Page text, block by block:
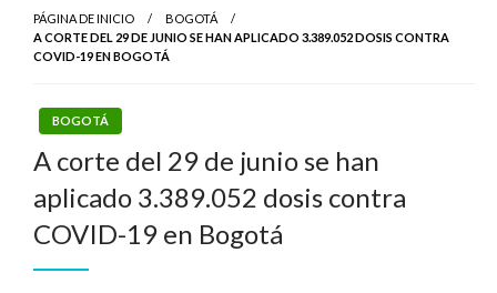
PÁGINA DE INICIO
BOGOTÁ
A CORTE DEL 29 DE JUNIO SE HAN APLICADO 3.389.052 DOSIS CONTRA
COVID-19 EN BOGOTÁ
BOGOTÁ
A corte del 29 de junio se han
aplicado 3.389.052 dosis contra
COVID-19 en Bogotá